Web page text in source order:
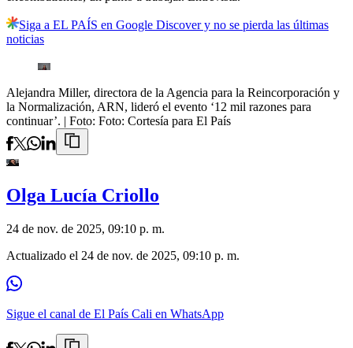
Siga a EL PAÍS en Google Discover y no se pierda las últimas
noticias
Alejandra Miller, directora de la Agencia para la Reincorporación y
la Normalización, ARN, lideró el evento ‘12 mil razones para
continuar’. | Foto: Foto: Cortesía para El País
Olga Lucía Criollo
24 de nov. de 2025, 09:10 p. m.
Actualizado el 24 de nov. de 2025, 09:10 p. m.
Sigue el canal de El País Cali en WhatsApp